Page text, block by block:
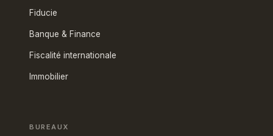
Fiducie
Banque & Finance
Fiscalité internationale
Immobilier
BUREAUX